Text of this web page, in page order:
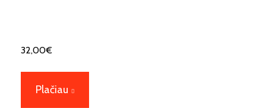
32,00€
Plačiau